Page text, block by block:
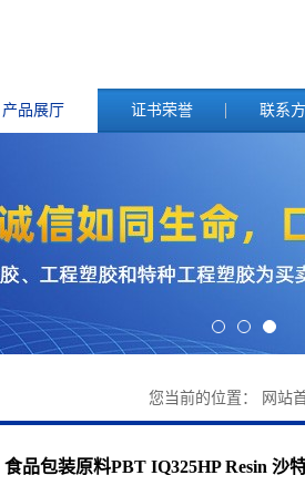
产品展厅 证书荣誉 联系
您当前的位置： 网站
食品包装原料PBT IQ325HP Resin 沙